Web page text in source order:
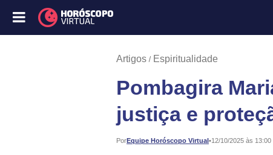
Artigos Espiritualidade
Pombagira
justiça e
PorEquipe Horóscopo Virtual•
Publicado: 12/10/2025 às 13:00